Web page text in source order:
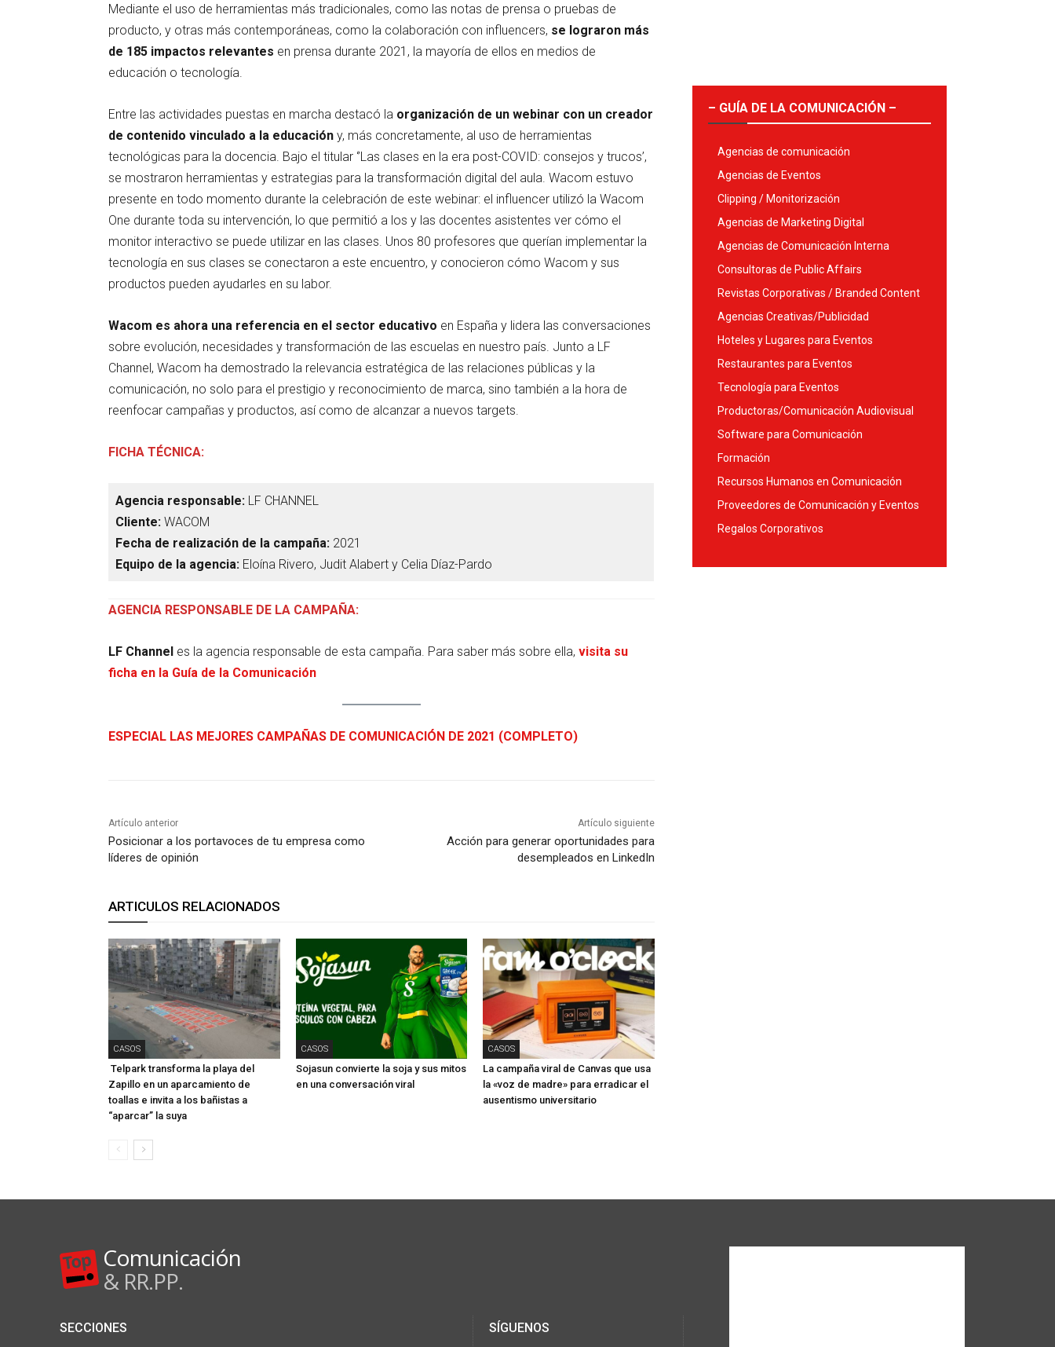
Mediante el uso de herramientas más tradicionales, como las notas de prensa o pruebas de
producto, y otras más contemporáneas, como la colaboración con influencers, se lograron más
de 185 impactos relevantes en prensa durante 2021, la mayoría de ellos en medios de
educación o tecnología.
Entre las actividades puestas en marcha destacó la organización de un webinar con un creador
de contenido vinculado a la educación y, más concretamente, al uso de herramientas
tecnológicas para la docencia. Bajo el titular ‘’Las clases en la era post-COVID: consejos y trucos’,
se mostraron herramientas y estrategias para la transformación digital del aula. Wacom estuvo
presente en todo momento durante la celebración de este webinar: el influencer utilizó la Wacom
One durante toda su intervención, lo que permitió a los y las docentes asistentes ver cómo el
monitor interactivo se puede utilizar en las clases. Unos 80 profesores que querían implementar la
tecnología en sus clases se conectaron a este encuentro, y conocieron cómo Wacom y sus
productos pueden ayudarles en su labor.
Wacom es ahora una referencia en el sector educativo en España y lidera las conversaciones
sobre evolución, necesidades y transformación de las escuelas en nuestro país. Junto a LF
Channel, Wacom ha demostrado la relevancia estratégica de las relaciones públicas y la
comunicación, no solo para el prestigio y reconocimiento de marca, sino también a la hora de
reenfocar campañas y productos, así como de alcanzar a nuevos targets.
FICHA TÉCNICA:
Agencia responsable: LF CHANNEL
Cliente: WACOM
Fecha de realización de la campaña: 2021
Equipo de la agencia: Eloína Rivero, Judit Alabert y Celia Díaz-Pardo
AGENCIA RESPONSABLE DE LA CAMPAÑA:
LF Channel es la agencia responsable de esta campaña. Para saber más sobre ella, visita su
ficha en la Guía de la Comunicación
ESPECIAL LAS MEJORES CAMPAÑAS DE COMUNICACIÓN DE 2021 (COMPLETO)
Artículo anterior
Posicionar a los portavoces de tu empresa como
líderes de opinión
Artículo siguiente
Acción para generar oportunidades para
desempleados en LinkedIn
ARTICULOS RELACIONADOS
CASOS
Telpark transforma la playa del
Zapillo en un aparcamiento de
toallas e invita a los bañistas a
“aparcar” la suya
CASOS
Sojasun convierte la soja y sus mitos
en una conversación viral
CASOS
La campaña viral de Canvas que usa
la «voz de madre» para erradicar el
ausentismo universitario
– GUÍA DE LA COMUNICACIÓN –
Agencias de comunicación
Agencias de Eventos
Clipping / Monitorización
Agencias de Marketing Digital
Agencias de Comunicación Interna
Consultoras de Public Affairs
Revistas Corporativas / Branded Content
Agencias Creativas/Publicidad
Hoteles y Lugares para Eventos
Restaurantes para Eventos
Tecnología para Eventos
Productoras/Comunicación Audiovisual
Software para Comunicación
Formación
Recursos Humanos en Comunicación
Proveedores de Comunicación y Eventos
Regalos Corporativos
Comunicación
& RR.PP.
SECCIONES SÍGUENOS